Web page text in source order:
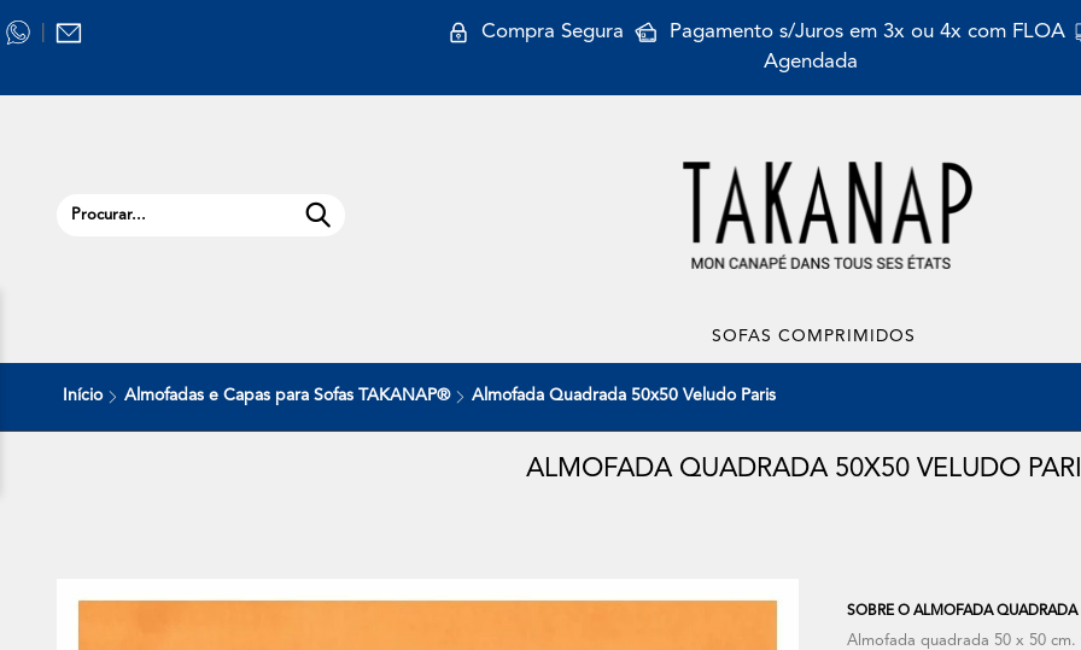
Compra Segura Pagamento s/Juros em 3x ou 4x com FLOA
Agendada
SOFAS COMPRIMIDOS
Início Almofadas e Capas para Sofas TAKANAP® Almofada Quadrada 50x50 Veludo Paris
ALMOFADA QUADRADA 50X50 VELUDO
SOBRE O ALMOFADA QUADRADA
Almofada quadrada 50 x 50 cm.